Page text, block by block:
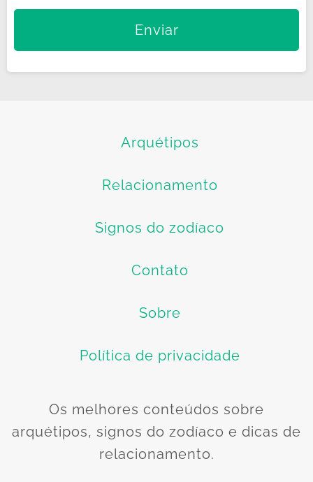
Arquétipos
Relacionamento
Signos do zodíaco
Contato
Sobre
Política de privacidade
Os melhores conteúdos sobre
arquétipos, signos do zodíaco e dicas de
relacionamento.